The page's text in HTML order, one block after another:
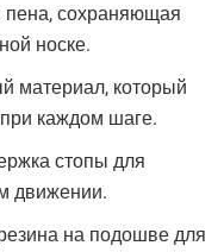
пена, сохраняющая
носке.
материал, который
каждом шаге.
стопы для
движении.
на подошве для